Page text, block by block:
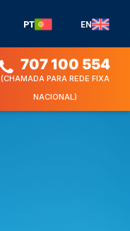
PT EN
707 100 554
(CHAMADA PARA REDE FIXA
NACIONAL)